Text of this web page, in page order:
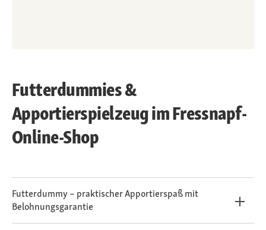
Futterdummies &
Apportierspielzeug im Fressnapf-
Online-Shop
Futterdummy – praktischer Apportierspaß mit
Belohnungsgarantie